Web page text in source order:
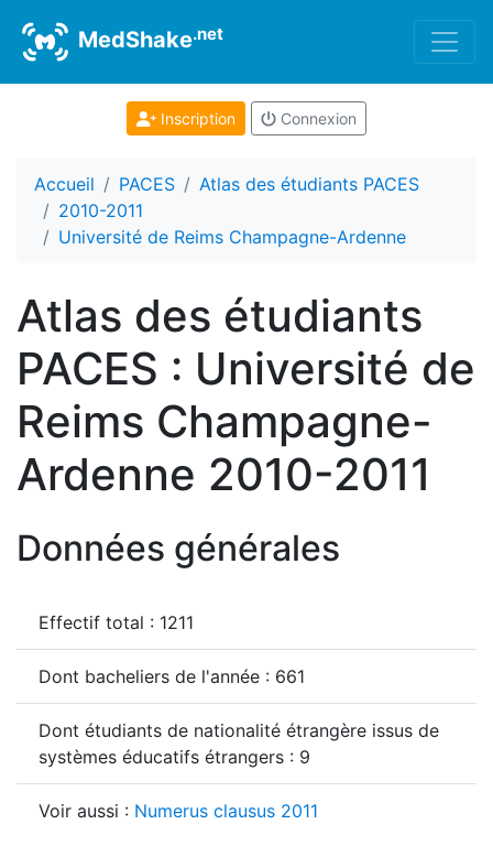
MedShake.net
Inscription Connexion
Accueil PACES
Atlas des étudiants PACES
2010-2011
Université de Reims Champagne-Ardenne
Atlas des étudiants
PACES : Université de
Reims Champagne-
Ardenne 2010-2011
Données générales
Effectif total : 1211
Dont bacheliers de l'année : 661
Dont étudiants de nationalité étrangère issus de
systèmes éducatifs étrangers : 9
Voir aussi : Numerus clausus 2011